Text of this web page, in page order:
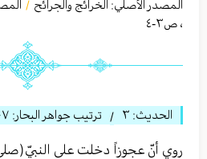
المصدر الأصلي: الخرائج والجرائح /
، ص٣-٤
الحديث: ٣ / ترتيب جواهر البحار:
روي أنّ عجوزاً دخلت على النبيّ(صلى